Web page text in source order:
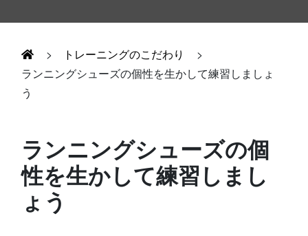
お客様の声
足育
Runner's パーソナル
Runner's ピラティス
キッズ・かけっこ
堀江のブログ スタジオ公式
> トレーニングのこだわり
>
ランニングシューズの個性を生かして練習しましょ
う
ランニングシューズの個
性を生かして練習しまし
ょう